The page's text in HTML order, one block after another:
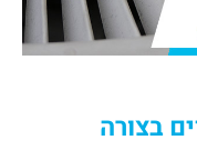
בצורה